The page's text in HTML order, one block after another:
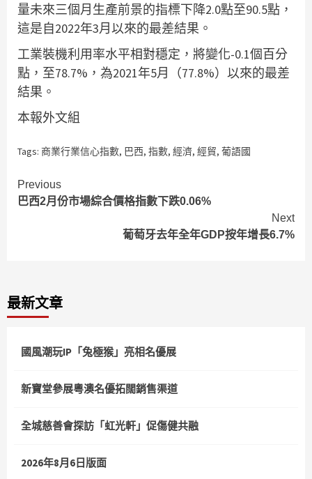
量未來三個月生產前景的指標下降2.0點至90.5點，
這是自2022年3月以來的最差結果。
工業裝機利用率水平相對穩定，將變化-0.1個百分
點，至78.7%，為2021年5月（77.8%）以來的最差
結果。
本報外文組
Tags: 商業行業信心指數, 巴西, 指數, 經濟, 經貿, 葡語國
Continue
Reading
Previous
巴西2月份市場綜合價格指數下跌0.06%
Next
葡萄牙去年全年GDP按年增長6.7%
最新文章
國風潮玩IP「兔極猴」亮相名優展
新寶堂參展粵澳名優拓闊銷售渠道
全城慈善會探訪「虹光軒」促傷健共融
2026年8月6日版面